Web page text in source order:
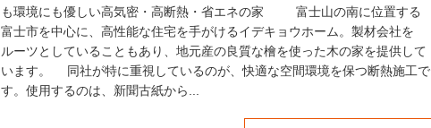
も環境にも優しい高気密・高断熱・省エネの家 富士山の南に位置する
富士市を中心に、高性能な住宅を手がけるイデキョウホーム。製材会社を
ルーツとしていることもあり、地元産の良質な檜を使った木の家を提供して
います。 同社が特に重視しているのが、快適な空間環境を保つ断熱施工で
す。使用するのは、新聞古紙から...